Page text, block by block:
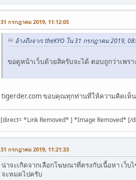
31 กรกฎาคม 2019, 11:12:05
อ้างถึงจาก: theKYO ใน 31 กรกฎาคม 2019,
ขอดูหน้าเว็บด้วยสิครับจะได้ ตอบถูกว่าเพรา
tigerder.com ขอบคุณทุกท่านที่ให้ความคิดเห็น
[direct= *Link Removed* ] *Image Removed* [/
31 กรกฎาคม 2019, 11:21:33
น่าจะเกิดจากเลือกโฆษณาที่ตรงกับเนื้อหา เว็
จะหมดไปครับ